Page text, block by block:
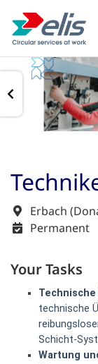
Erbach
Permanent
Your Tasks
technische
Schicht-
Wartung